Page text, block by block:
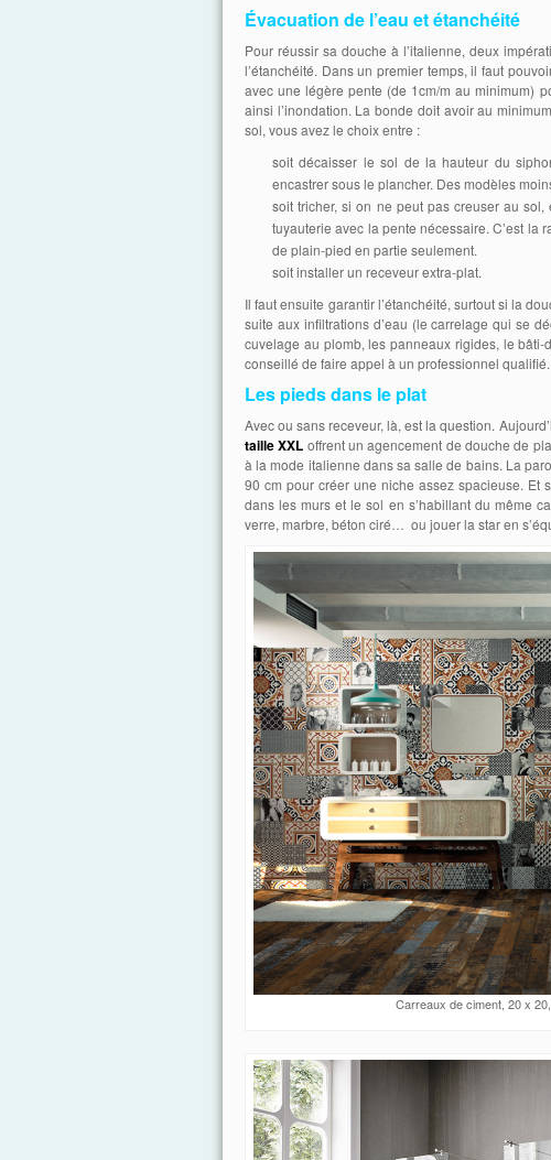
Évacuation de l’eau et étanchéité
Pour réussir sa douche à l’italienne, deux
l’étanchéité. Dans un premier temps, il faut
avec une légère pente (de 1cm/m au minimum)
ainsi l’inondation. La bonde doit avoir au
sol, vous avez le choix entre :
soit décaisser le sol de la hauteur du
encastrer sous le plancher. Des modèles
soit tricher, si on ne peut pas creuser au
tuyauterie avec la pente nécessaire. C’est la
de plain-pied en partie seulement.
soit installer un receveur extra-plat.
Il faut ensuite garantir l’étanchéité, surtout si la
suite aux infiltrations d’eau (le carrelage qui se
cuvelage au plomb, les panneaux rigides, le
conseillé de faire appel à un professionnel
Les pieds dans le plat
Avec ou sans receveur, là, est la question.
taille XXL offrent un agencement de douche de
à la mode italienne dans sa salle de bains. La
90 cm pour créer une niche assez spacieuse. Et
dans les murs et le sol en s’habillant du même
verre, marbre, béton ciré… ou jouer la star en
Carreaux de ciment, 20 x